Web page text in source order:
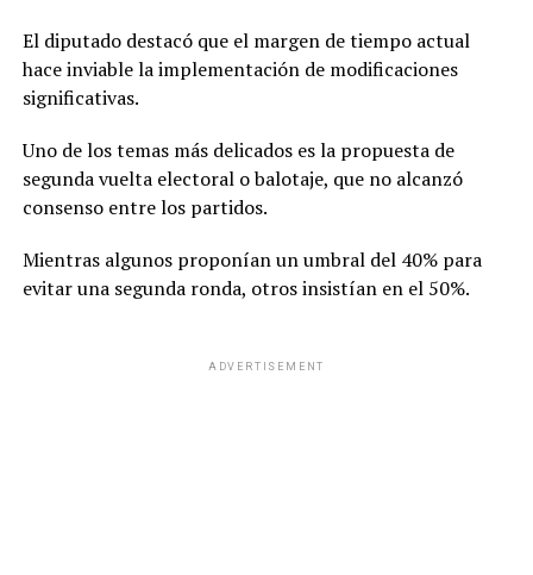
El diputado destacó que el margen de tiempo actual
hace inviable la implementación de modificaciones
significativas.
Uno de los temas más delicados es la propuesta de
segunda vuelta electoral o balotaje, que no alcanzó
consenso entre los partidos.
Mientras algunos proponían un umbral del 40% para
evitar una segunda ronda, otros insistían en el 50%.
ADVERTISEMENT